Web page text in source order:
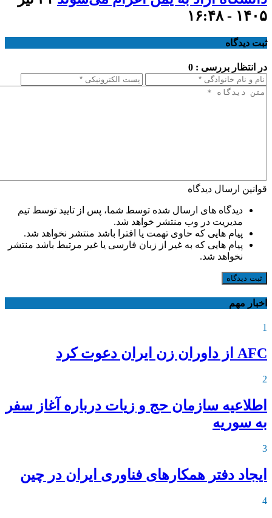
۱۴۰۵ - ۱۶:۴۸
ثبت دیدگاه
در انتظار بررسی : 0
قوانین ارسال دیدگاه
دیدگاه های ارسال شده توسط شما، پس از تایید توسط تیم
مدیریت در وب منتشر خواهد شد.
پیام هایی که حاوی تهمت یا افترا باشد منتشر نخواهد شد.
پیام هایی که به غیر از زبان فارسی یا غیر مرتبط باشد منتشر
نخواهد شد.
ثبت دیدگاه
اخبار مهم
1
AFC از داوران زن ایران دعوت کرد
2
اطلاعیه‌ سازمان حج و زیات درباره آغاز سفر
به سوریه
3
ایجاد دفتر همکارهای فناوری ایران در چین
4